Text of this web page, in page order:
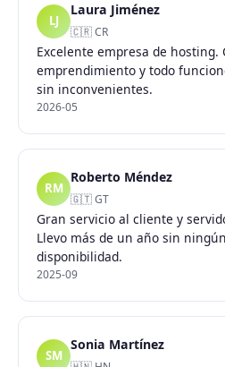
LJ
Laura Jiménez
🇨🇷 CR
Excelente empresa de hosting.
emprendimiento y todo
sin inconvenientes.
2026-05
RM
Roberto Méndez
🇬🇹 GT
Gran servicio al cliente y
Llevo más de un año sin
disponibilidad.
2025-09
SM
Sonia Martínez